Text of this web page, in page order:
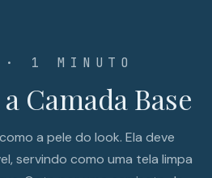
· 1 MINUTO
Camada Base
a pele do look. Ela deve
servindo como uma tela limpa